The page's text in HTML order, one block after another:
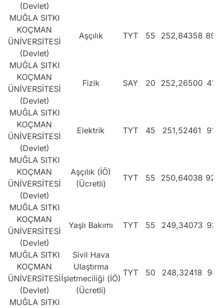
(Devlet)
MUĞLA SITKI
KOÇMAN
ÜNİVERSİTESİ
(Devlet)
Aşçılık TYT 55 252,84358
MUĞLA SITKI
KOÇMAN
ÜNİVERSİTESİ
(Devlet)
Fizik SAY 20 252,26500
MUĞLA SITKI
KOÇMAN
ÜNİVERSİTESİ
(Devlet)
Elektrik TYT 45 251,52461
MUĞLA SITKI
KOÇMAN
ÜNİVERSİTESİ
(Devlet)
Aşçılık (İÖ)
(Ücretli)
TYT 55 250,64038
MUĞLA SITKI
KOÇMAN
ÜNİVERSİTESİ
(Devlet)
Yaşlı Bakımı TYT 55 249,34073
MUĞLA SITKI
KOÇMAN
ÜNİVERSİTESİ
(Devlet)
Sivil Hava
Ulaştırma
İşletmeciliği (İÖ)
(Ücretli)
TYT 50 248,32418
MUĞLA SITKI